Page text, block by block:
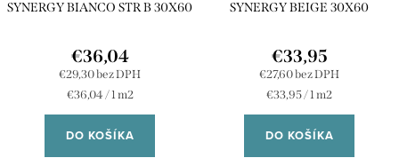
SYNERGY BIANCO STR B 30X60
€29,30 bez DPH
€36,04
Jednotková
cena:
€36,04 / 1 m2
DO KOŠÍKA
SYNERGY BEIGE 30X60
€27,60 bez DPH
€33,95
Jednotková
cena:
€33,95 / 1 m2
DO KOŠÍKA